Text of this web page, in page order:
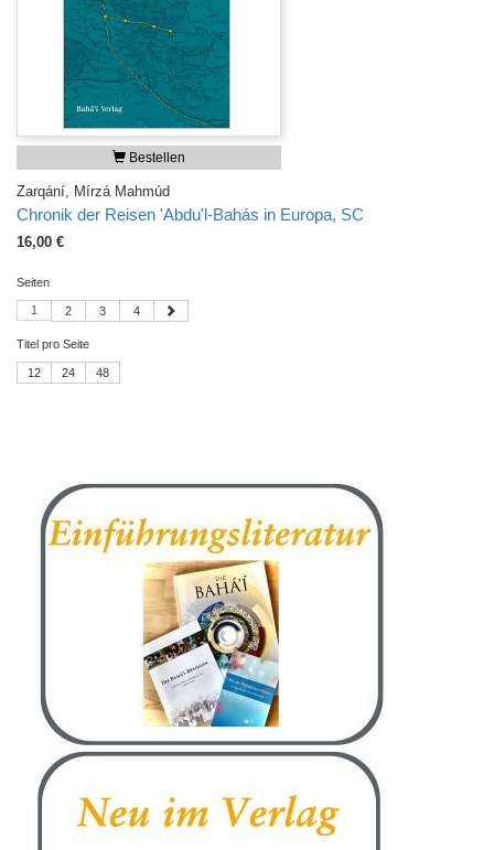
Bestellen
Zarqání, Mírzá Mahmúd
Chronik der Reisen 'Abdu'l-Bahás in Europa, SC
16,00 €
Seiten
1 2 3 4
Titel pro Seite
12 24 48